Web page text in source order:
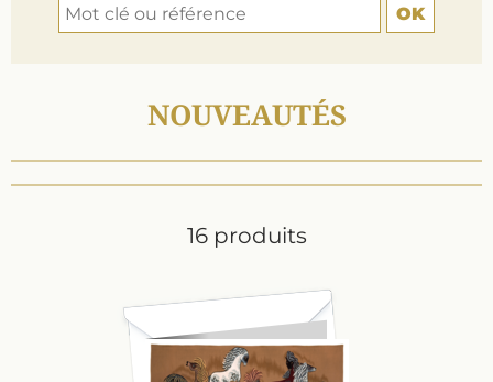
OK
NOUVEAUTÉS
16 produits